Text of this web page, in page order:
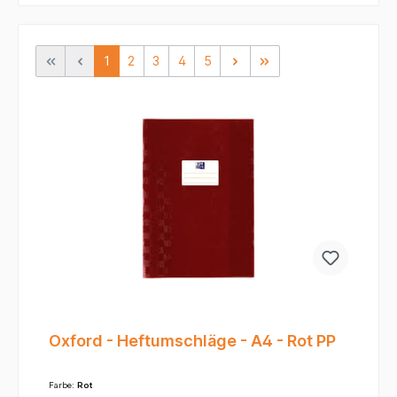
1 2 3 4 5
Oxford - Heftumschläge - A4 - Rot PP
Farbe: Rot